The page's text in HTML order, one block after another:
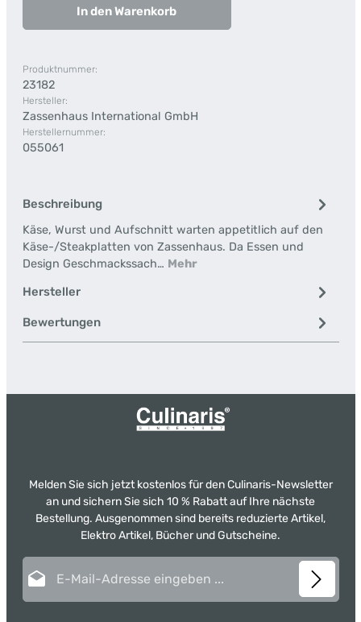
In den Warenkorb
Produktnummer:
23182
Hersteller:
Zassenhaus International GmbH
Herstellernummer:
055061
Beschreibung
Käse, Wurst und Aufschnitt warten appetitlich auf den
Käse-/Steakplatten von Zassenhaus. Da Essen und
Design Geschmackssach… Mehr
Hersteller
Bewertungen
Melden Sie sich jetzt kostenlos für den Culinaris-Newsletter
an und sichern Sie sich 10 % Rabatt auf Ihre nächste
Bestellung. Ausgenommen sind bereits reduzierte Artikel,
Elektro Artikel, Bücher und Gutscheine.